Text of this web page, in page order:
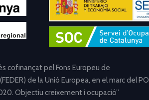
cofinançat pel Fons Europeu de
de la Unió Europea, en el marc del PO
Objectiu creixement i ocupació”